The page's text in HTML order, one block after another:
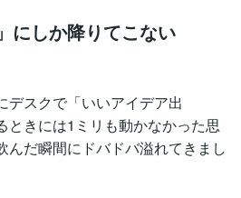
にしか降りてこない
デスクで「いいアイデア出
ときには1ミリも動かなかった思
んだ瞬間にドバドバ溢れてきまし